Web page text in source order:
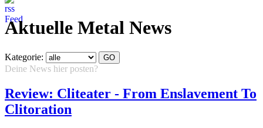
Aktuelle Metal News
Kategorie:
Deine News hier posten?
Review: Cliteater - From Enslavement To
Clitoration